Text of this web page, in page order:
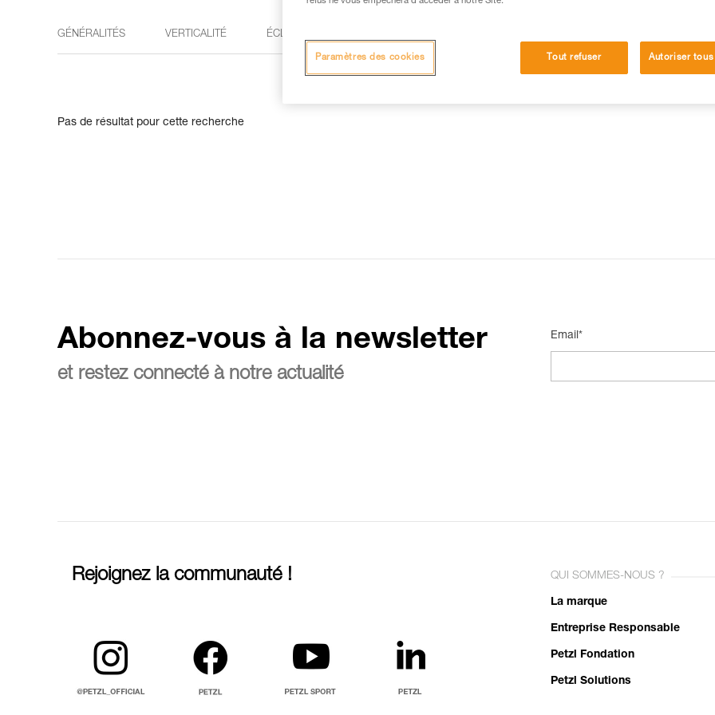
GÉNÉRALITÉS VERTICALITÉ ÉCLAIRAGE
Pas de résultat pour cette recherche
Abonnez-vous à la newsletter
et restez connecté à notre actualité
Email*
Rejoignez la communauté ! QUI SOMMES-NOUS ?
La marque
Entreprise Responsable
Petzl Fondation
Petzl Solutions
Tout refuser Autoriser
Paramètres des cookies